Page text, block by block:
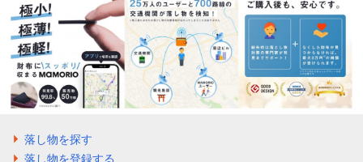
落し物を探す
落し物を登録する